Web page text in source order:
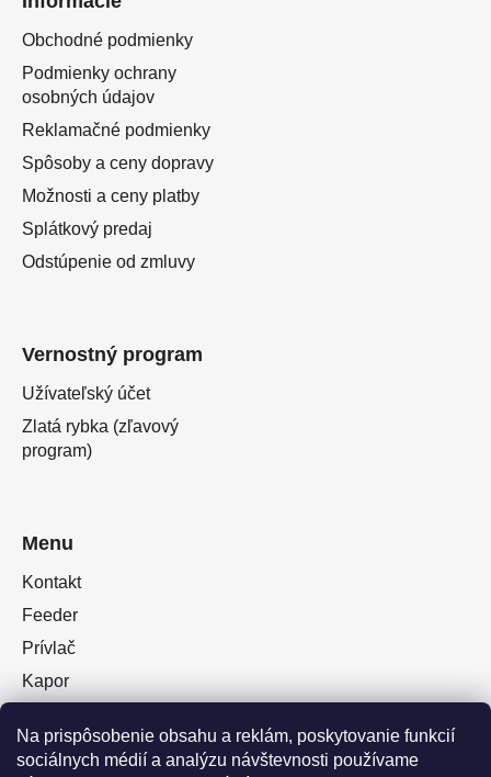
Na prispôsobenie obsahu a reklám, poskytovanie funkcií
sociálnych médií a analýzu návštevnosti používame
Obchodné podmienky
Podmienky ochrany
osobných údajov
Reklamačné podmienky
Spôsoby a ceny dopravy
Možnosti a ceny platby
Splátkový predaj
Odstúpenie od zmluvy
Vernostný program
Užívateľský účet
Zlatá rybka (zľavový
program)
Menu
Kontakt
Feeder
Prívlač
Kapor
Plávaná